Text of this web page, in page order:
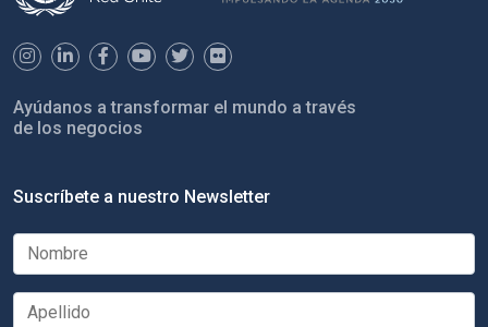
Ayúdanos a transformar el mundo a través
de los negocios
Suscríbete a nuestro Newsletter